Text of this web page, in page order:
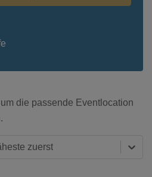
die passende Eventlocation
zuerst